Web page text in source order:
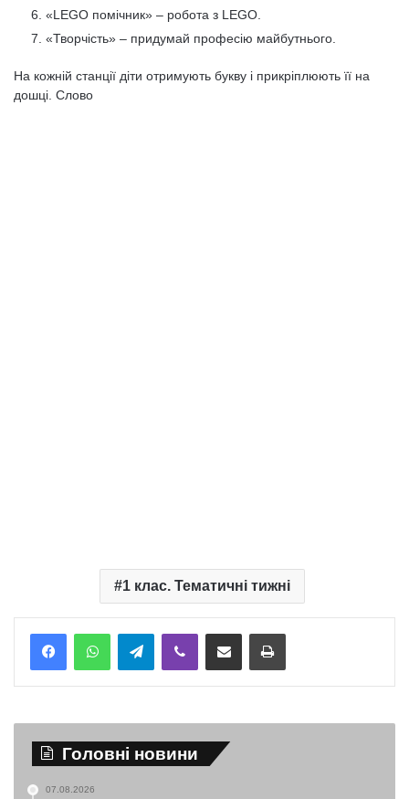
«LEGO помічник» – робота з LEGO.
«Творчість» – придумай професію майбутнього.
На кожній станції діти отримують букву і прикріплюють її на
дошці. Слово
1 клас. Тематичні тижні
TelegramViber Надіслати електронною поштоюНадрукувати
Головні новини
07.08.2026